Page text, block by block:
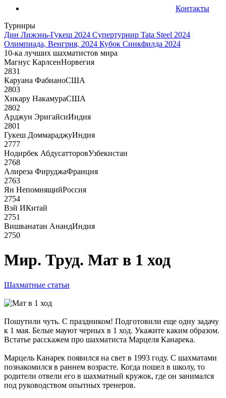
Контакты
Турниры
Дин Лижэнь-Гукеш 2024 Супертурнир Tata Steel 2024
Олимпиада, Венгрия, 2024 Кубок Синкфилда 2024
10-ка лучших шахматистов мира
Магнус КарлсенНорвегия
2831
Каруана ФабианоСША
2803
Хикару НакамураСША
2802
Арджун ЭригайсиИндия
2801
Гукеш ДоммараджуИндия
2777
Нодирбек АбдусатторовУзбекистан
2768
Алиреза ФируджаФранция
2763
Ян НепомнящийРоссия
2754
Вэй ИКитай
2751
Вишванатан АнандИндия
2750
Мир. Труд. Мат в 1 ход
Шахматные статьи
Пошутили чуть. С праздником! Подготовили еще одну задачу
к 1 мая. Белые мауют черных в 1 ход. Укажите каким образом.
Встатье расскажем про шахматиста Марцеля Канарека.
Марцель Канарек появился на свет в 1993 году. С шахматами
познакомился в раннем возрасте. Когда пошел в школу, то
родители отвели его в шахматный кружок, где он занимался
под руководством опытных тренеров.